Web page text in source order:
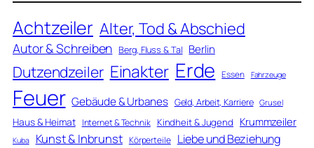
Achtzeiler Alter, Tod & Abschied
Autor & Schreiben Berg, Fluss & Tal Berlin
Dutzendzeiler Einakter Erde Essen Fahrzeuge
Feuer Gebäude & Urbanes Geld, Arbeit, Karriere Grusel
Haus & Heimat Internet & Technik Kindheit & Jugend Krummzeiler
Kuba Kunst & Inbrunst Körperteile Liebe und Beziehung